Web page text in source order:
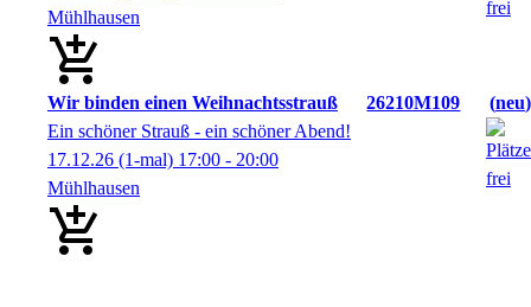
Mühlhausen
Wir binden einen Weihnachtsstrauß 26210M109
neu
Ein schöner Strauß - ein schöner Abend!
17.12.26 (1-mal) 17:00 - 20:00
Mühlhausen